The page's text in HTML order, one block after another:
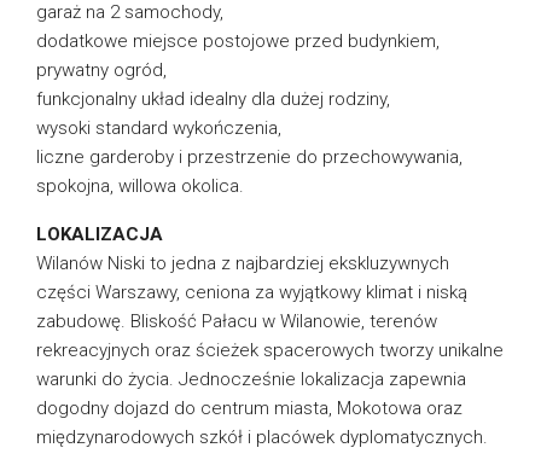
garaż na 2 samochody,
dodatkowe miejsce postojowe przed budynkiem,
prywatny ogród,
funkcjonalny układ idealny dla dużej rodziny,
wysoki standard wykończenia,
liczne garderoby i przestrzenie do przechowywania,
spokojna, willowa okolica.
LOKALIZACJA
Wilanów Niski to jedna z najbardziej ekskluzywnych
części Warszawy, ceniona za wyjątkowy klimat i niską
zabudowę. Bliskość Pałacu w Wilanowie, terenów
rekreacyjnych oraz ścieżek spacerowych tworzy unikalne
warunki do życia. Jednocześnie lokalizacja zapewnia
dogodny dojazd do centrum miasta, Mokotowa oraz
międzynarodowych szkół i placówek dyplomatycznych.